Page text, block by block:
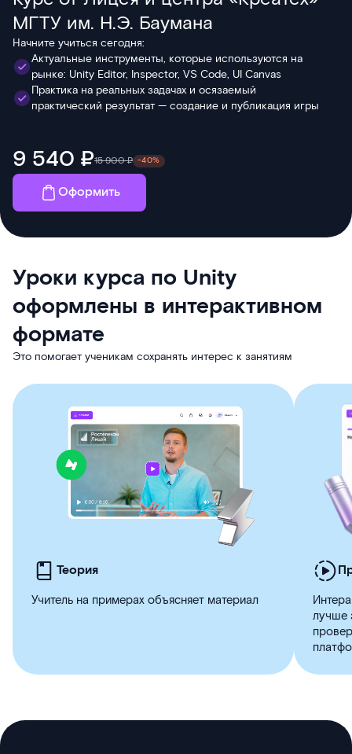
МГТУ им. Н.Э. Баумана
Начните учиться сегодня:
Актуальные инструменты, которые используются на
рынке: Unity Editor, Inspector, VS Code, UI Canvas
Практика на реальных задачах и осязаемый
практический результат — создание и публикация игры
9 540 ₽15 900 ₽ -40%
Оформить
Уроки курса по Unity
оформлены в интерактивном
формате
Это помогает ученикам сохранять интерес к занятиям
Теория
Учитель на примерах объясняет материал
лучше